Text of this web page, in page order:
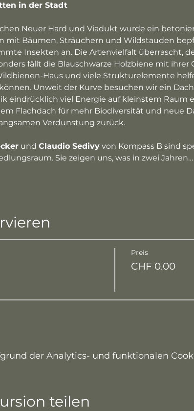
in der Stadt
Neuer Hard und Viadukt wurde ein
mit Bäumen, Sträuchern und Wildstauden
Insekten an. Die Artenvielfalt überrascht,
fällt die Blauschwarze Holzbiene mit ihrer
Haus und viele Strukturelemente
Unweit der Kurve besuchen wir ein
eindrücklich viel Energie auf kleinstem Raum
Flachdach für mehr Biodiversität und neue
Verdunstung zurück.
und Claudio Sedivy von Kompass B sind
Sie zeigen uns, was in zwei Jahren…
Preis
CHF 0.00
der Analytics- und funktionalen
teilen